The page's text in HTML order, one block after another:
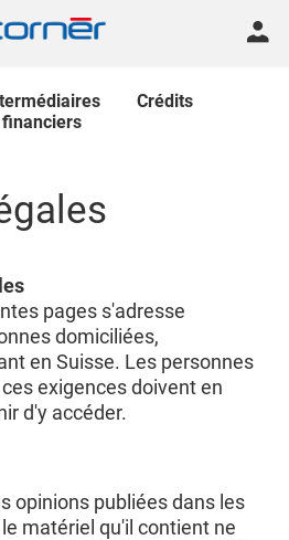
financiers
Crédits
pages s'adresse
domiciliées,
en Suisse. Les personnes
exigences doivent en
d'y accéder.
opinions publiées dans les
matériel qu'il contient ne